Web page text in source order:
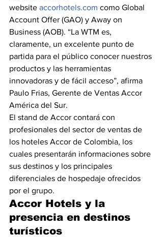
website accorhotels.com como Global
Account Offer (GAO) y Away on
Business (AOB). “La WTM es,
claramente, un excelente punto de
partida para el público conocer nuestros
productos y las herramientas
innovadoras y de fácil acceso”, afirma
Paulo Frias, Gerente de Ventas Accor
América del Sur.
El stand de Accor contará con
profesionales del sector de ventas de
los hoteles Accor de Colombia, los
cuales presentarán informaciones sobre
sus destinos y los principales
diferenciales de hospedaje ofrecidos
por el grupo.
Accor Hotels y la
presencia en destinos
turísticos